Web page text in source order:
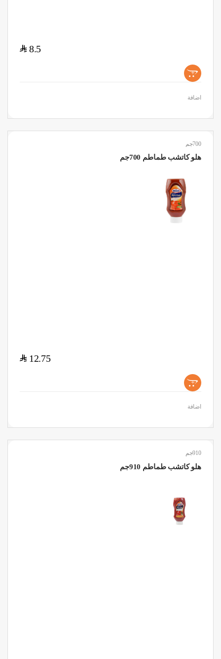
8.5
$
+
اضافة
700جم
هلو كاتشب طماطم 700جم
12.75
$
+
اضافة
910جم
هلو كاتشب طماطم 910جم